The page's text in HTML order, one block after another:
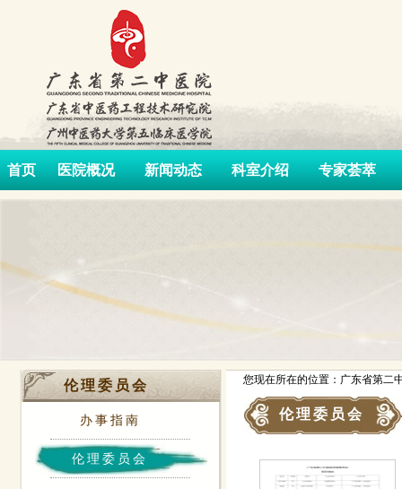
首页 医院概况 新闻动态 科室介绍 专家荟萃
伦理委员会
办事指南
伦理委员会
您现在所在的位置：广东省第二
伦理委员会